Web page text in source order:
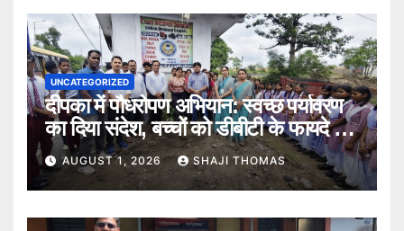
UNCATEGORIZED
दीपका में पौधरोपण अभियान: स्वच्छ पर्यावरण
का दिया संदेश, बच्चों को डीबीटी के फायदे भी
बताए।
AUGUST 1, 2026 SHAJI THOMAS